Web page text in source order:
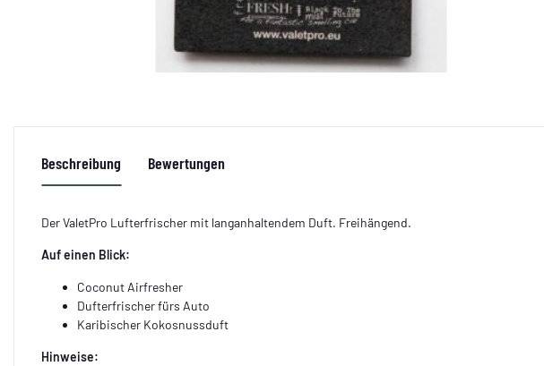
Beschreibung Bewertungen
Der ValetPro Lufterfrischer mit langanhaltendem Duft. Freihängend.
Auf einen Blick:
Coconut Airfresher
Dufterfrischer fürs Auto
Karibischer Kokosnussduft
Hinweise: